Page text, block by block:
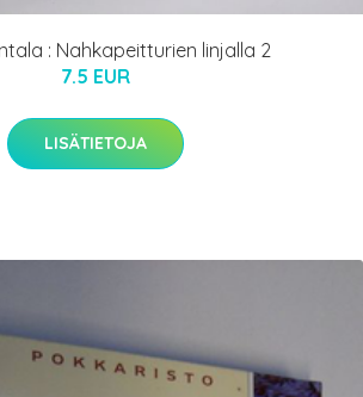
: Nahkapeitturien linjalla 2
7.5 EUR
LISÄTIETOJA